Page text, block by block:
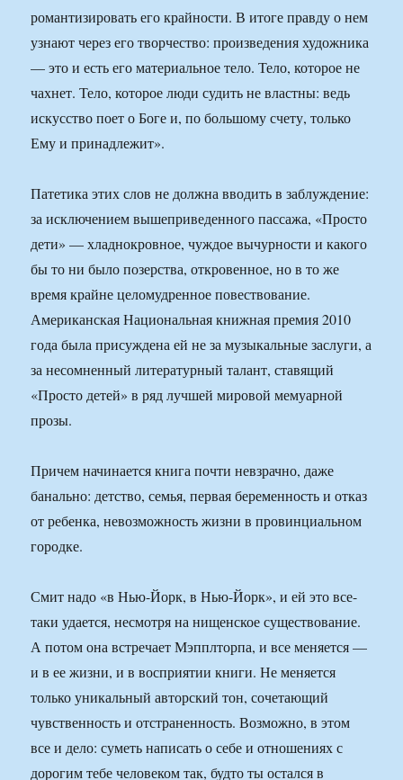
романтизировать его крайности. В итоге правду о нем
узнают через его творчество: произведения художника
— это и есть его материальное тело. Тело, которое не
чахнет. Тело, которое люди судить не властны: ведь
искусство поет о Боге и, по большому счету, только
Ему и принадлежит».
Патетика этих слов не должна вводить в заблуждение:
за исключением вышеприведенного пассажа, «Просто
дети» — хладнокровное, чуждое вычурности и какого
бы то ни было позерства, откровенное, но в то же
время крайне целомудренное повествование.
Американская Национальная книжная премия 2010
года была присуждена ей не за музыкальные заслуги, а
за несомненный литературный талант, ставящий
«Просто детей» в ряд лучшей мировой мемуарной
прозы.
Причем начинается книга почти невзрачно, даже
банально: детство, семья, первая беременность и отказ
от ребенка, невозможность жизни в провинциальном
городке.
Смит надо «в Нью-Йорк, в Нью-Йорк», и ей это все-
таки удается, несмотря на нищенское существование.
А потом она встречает Мэпплторпа, и все меняется —
и в ее жизни, и в восприятии книги. Не меняется
только уникальный авторский тон, сочетающий
чувственность и отстраненность. Возможно, в этом
все и дело: суметь написать о себе и отношениях с
дорогим тебе человеком так, будто ты остался в